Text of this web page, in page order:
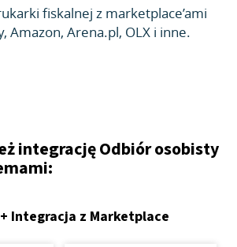
fiskalnej z marketplace’ami
Amazon, Arena.pl, OLX i inne.
integrację Odbiór osobisty
Integracja z Marketplace